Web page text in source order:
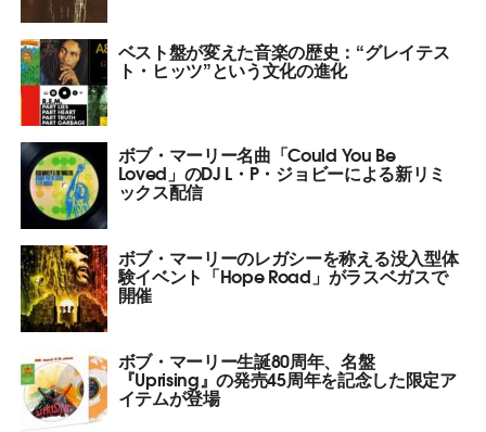
ベスト盤が変えた音楽の歴史：“グレイテス
ト・ヒッツ”という文化の進化
ボブ・マーリー名曲「Could You Be
Loved」のDJ L・P・ジョビーによる新リミ
ックス配信
ボブ・マーリーのレガシーを称える没入型体
験イベント「Hope Road」がラスベガスで
開催
ボブ・マーリー生誕80周年、名盤
『Uprising』の発売45周年を記念した限定ア
イテムが登場